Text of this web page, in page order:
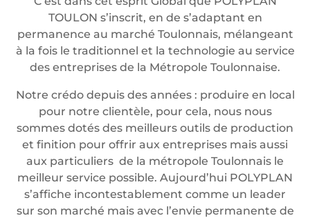
TOULON s’inscrit, en de s’adaptant en
permanence au marché Toulonnais, mélangeant
à la fois le traditionnel et la technologie au service
des entreprises de la Métropole Toulonnaise.
Notre crédo depuis des années : produire en local
pour notre clientèle, pour cela, nous nous
sommes dotés des meilleurs outils de production
et finition pour offrir aux entreprises mais aussi
aux particuliers de la métropole Toulonnais le
meilleur service possible. Aujourd’hui POLYPLAN
s’affiche incontestablement comme un leader
sur son marché mais avec l’envie permanente de